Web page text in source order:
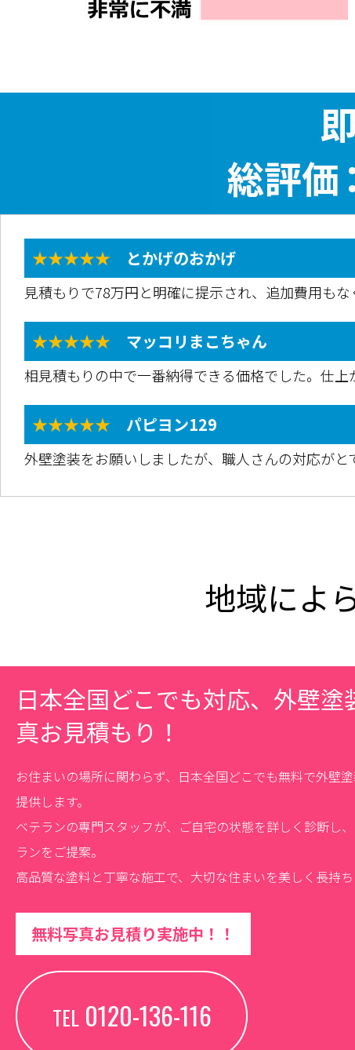
★★★★★ とかげのおかげ
見積もりで78万円と明確に提示され、追加費用も
★★★★★ マッコリまこちゃん
相見積もりの中で一番納得できる価格でした。仕
★★★★★ パピヨン129
外壁塗装をお願いしましたが、職人さんの対応がと
地域によ
日本全国どこでも対応、外壁塗
真お見積もり！
お住まいの場所に関わらず、日本全国どこでも無料で外壁
提供します。
ベテランの専門スタッフが、ご自宅の状態を詳しく診断し
ランをご提案。
高品質な塗料と丁寧な施工で、大切な住まいを美しく長持ち
無料写真お見積り実施中！！
TEL0120-136-116